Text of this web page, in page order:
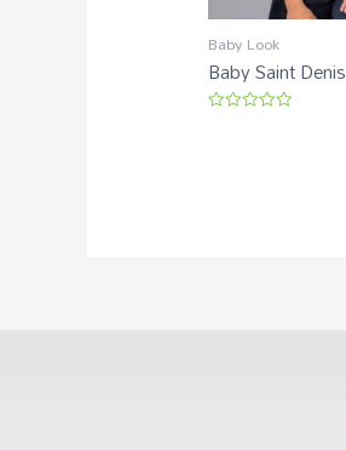
Baby Look
Baby Saint Denis